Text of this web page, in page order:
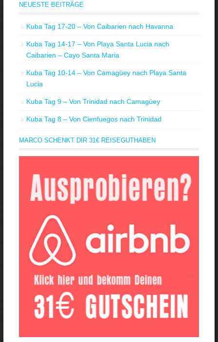
NEUESTE BEITRÄGE
Kuba Tag 17-20 – Von Caibarien nach Havanna
Kuba Tag 14-17 – Von Playa Santa Lucia nach
Caibarien – Cayo Santa Maria
Kuba Tag 10-14 – Von Camagüey nach Playa Santa
Lucia
Kuba Tag 9 – Von Trinidad nach Camagüey
Kuba Tag 8 – Von Cienfuegos nach Trinidad
MARCO SCHENKT DIR 31€ REISEGUTHABEN